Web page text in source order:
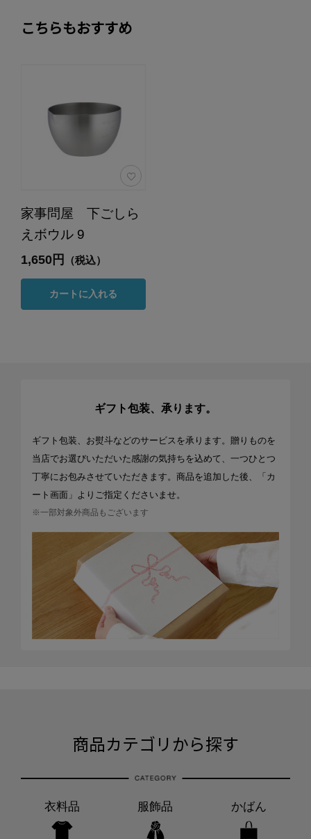
こちらもおすすめ
家事問屋 下ごしら
えボウル 9
1,650円 （税込）
カートに入れる
ギフト包装、承ります。
ギフト包装、お熨斗などのサービスを承ります。贈りものを
当店でお選びいただいた感謝の気持ちを込めて、一つひとつ
丁寧にお包みさせていただきます。商品を追加した後、「カ
ート画面」よりご指定くださいませ。
※一部対象外商品もございます
商品カテゴリから探す
衣料品 服飾品 かばん